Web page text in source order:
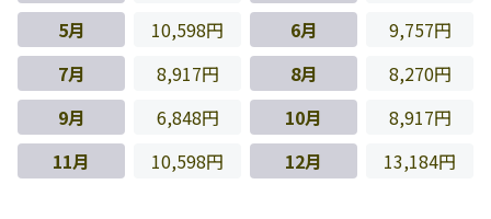
5月
10,598円 6月
9,757円
7月
8,917円 8月
8,270円
9月
6,848円 10月
8,917円
11月
10,598円 12月 13,184円